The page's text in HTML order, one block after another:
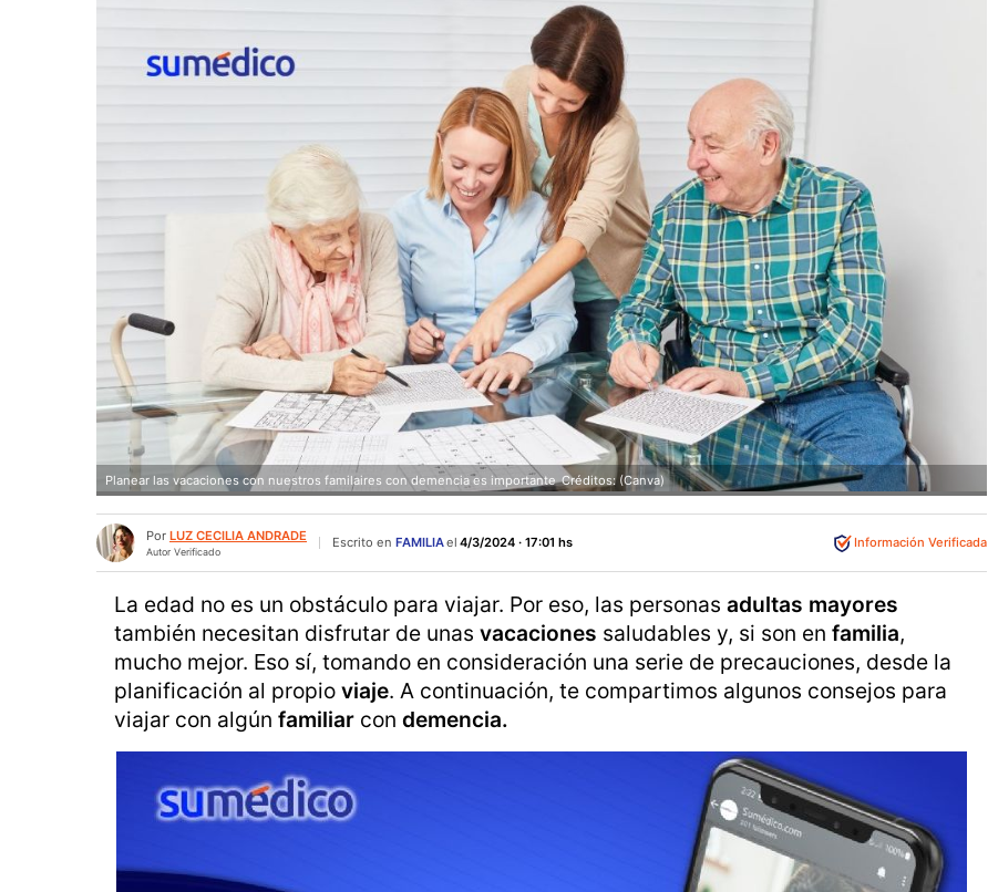
Planear las vacaciones con nuestros familaires con demencia es importante Créditos: (Canva)
Por LUZ CECILIA ANDRADE
Autor Verificado
Escrito en FAMILIAel 4/3/2024 · 17:01 hs Información Verificada
La edad no es un obstáculo para viajar. Por eso, las personas adultas mayores
también necesitan disfrutar de unas vacaciones saludables y, si son en familia,
mucho mejor. Eso sí, tomando en consideración una serie de precauciones, desde la
planificación al propio viaje. A continuación, te compartimos algunos consejos para
viajar con algún familiar con demencia.